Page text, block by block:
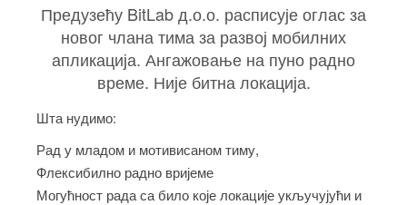
Предузећу BitLab д.о.о. расписује оглас за
новог члана тима за развој мобилних
апликација. Ангажовање на пуно радно
време. Није битна локација.
Шта нудимо:
Рад у младом и мотивисаном тиму,
Флексибилно радно вријеме
Могућност рада са било које локације укључујући и